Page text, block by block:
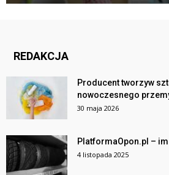
REDAKCJA
Producent tworzyw
nowoczesnego
30 maja 2026
PlatformaOpon.pl –
4 listopada 2025